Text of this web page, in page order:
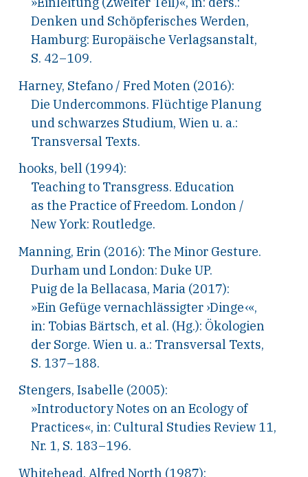
Denken und Schöpferisches Werden,
Hamburg: Europäische Verlagsanstalt,
S. 42–109.
Harney, Stefano / Fred Moten (2016):
Die Undercommons. Flüchtige Planung
und schwarzes Studium, Wien u. a.:
Transversal Texts.
hooks, bell (1994):
Teaching to Transgress. Education
as the Practice of Freedom. London /
New York: Routledge.
Manning, Erin (2016): The Minor Gesture.
Durham und London: Duke UP.
Puig de la Bellacasa, Maria (2017):
»Ein Gefüge vernachlässigter ›Dinge‹«,
in: Tobias Bärtsch, et al. (Hg.): Ökologien
der Sorge. Wien u. a.: Transversal Texts,
S. 137–188.
Stengers, Isabelle (2005):
»Introductory Notes on an Ecology of
Practices«, in: Cultural Studies Review 11,
Nr. 1, S. 183–196.
Whitehead, Alfred North (1987):